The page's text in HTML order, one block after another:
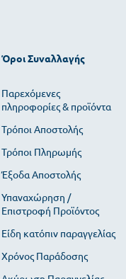
Όροι Συναλλαγής
Παρεχόμενες
πληροφορίες & προϊόντα
Τρόποι Αποστολής
Τρόποι Πληρωμής
Έξοδα Αποστολής
Υπαναχώρηση /
Επιστροφή Προϊόντος
Είδη κατόπιν παραγγελίας
Χρόνος Παράδοσης